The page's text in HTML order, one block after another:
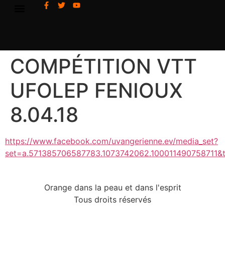
COMPÉTITION VTT
UFOLEP FENIOUX
8.04.18
https://www.facebook.com/uvangerienne.ev/media_set?
Orange dans la peau et dans l'esprit
Tous droits réservés